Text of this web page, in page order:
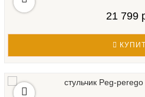
21 799